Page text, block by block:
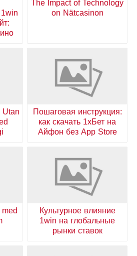
on Nätcasinon
Пошаговая инструкция:
как скачать 1хБет на
Айфон без App Store
Культурное влияние
1win на глобальные
рынки ставок